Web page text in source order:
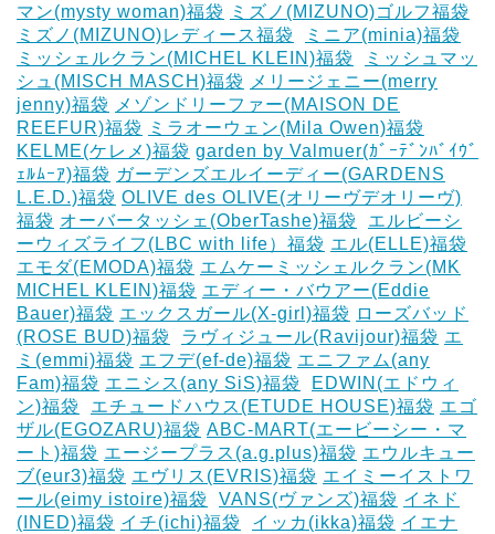
マン(mysty woman)福袋
ミズノ(MIZUNO)ゴルフ福袋
ミズノ(MIZUNO)レディース福袋
ミニア(minia)福袋
ミッシェルクラン(MICHEL KLEIN)福袋
ミッシュマッ
シュ(MISCH MASCH)福袋
メリージェニー(merry
jenny)福袋
メゾンドリーファー(MAISON DE
REEFUR)福袋
ミラオーウェン(Mila Owen)福袋
KELME(ケレメ)福袋 ‎garden by Valmuer(ｶﾞｰﾃﾞﾝﾊﾞｲｳﾞ
ｪﾙﾑｰｱ)福袋 ガーデンズエルイーディー(GARDENS
L.E.D.)福袋 OLIVE des OLIVE(オリーヴデオリーヴ)
福袋 オーバータッシェ(OberTashe)福袋
エルビーシ
ーウィズライフ(LBC with life）福袋 エル(ELLE)福袋
エモダ(EMODA)福袋 エムケーミッシェルクラン(MK
MICHEL KLEIN)福袋 エディー・バウアー(Eddie
Bauer)福袋 エックスガール(X-girl)福袋 ローズバッド
(ROSE BUD)福袋
ラヴィジュール(Ravijour)福袋 エ
ミ(emmi)福袋 エフデ(ef-de)福袋 エニファム(any
Fam)福袋 エニシス(any SiS)福袋
EDWIN(エドウィ
ン)福袋
エチュードハウス(ETUDE HOUSE)福袋 エゴ
ザル(EGOZARU)福袋 ABC-MART(エービーシー・マ
ート)福袋 エージープラス(a.g.plus)福袋 エウルキュー
ブ(eur3)福袋 エヴリス(EVRIS)福袋 エイミーイストワ
ール(eimy istoire)福袋
VANS(ヴァンズ)福袋 イネド
(INED)福袋 イチ(ichi)福袋 イッカ(ikka)福袋 イエナ